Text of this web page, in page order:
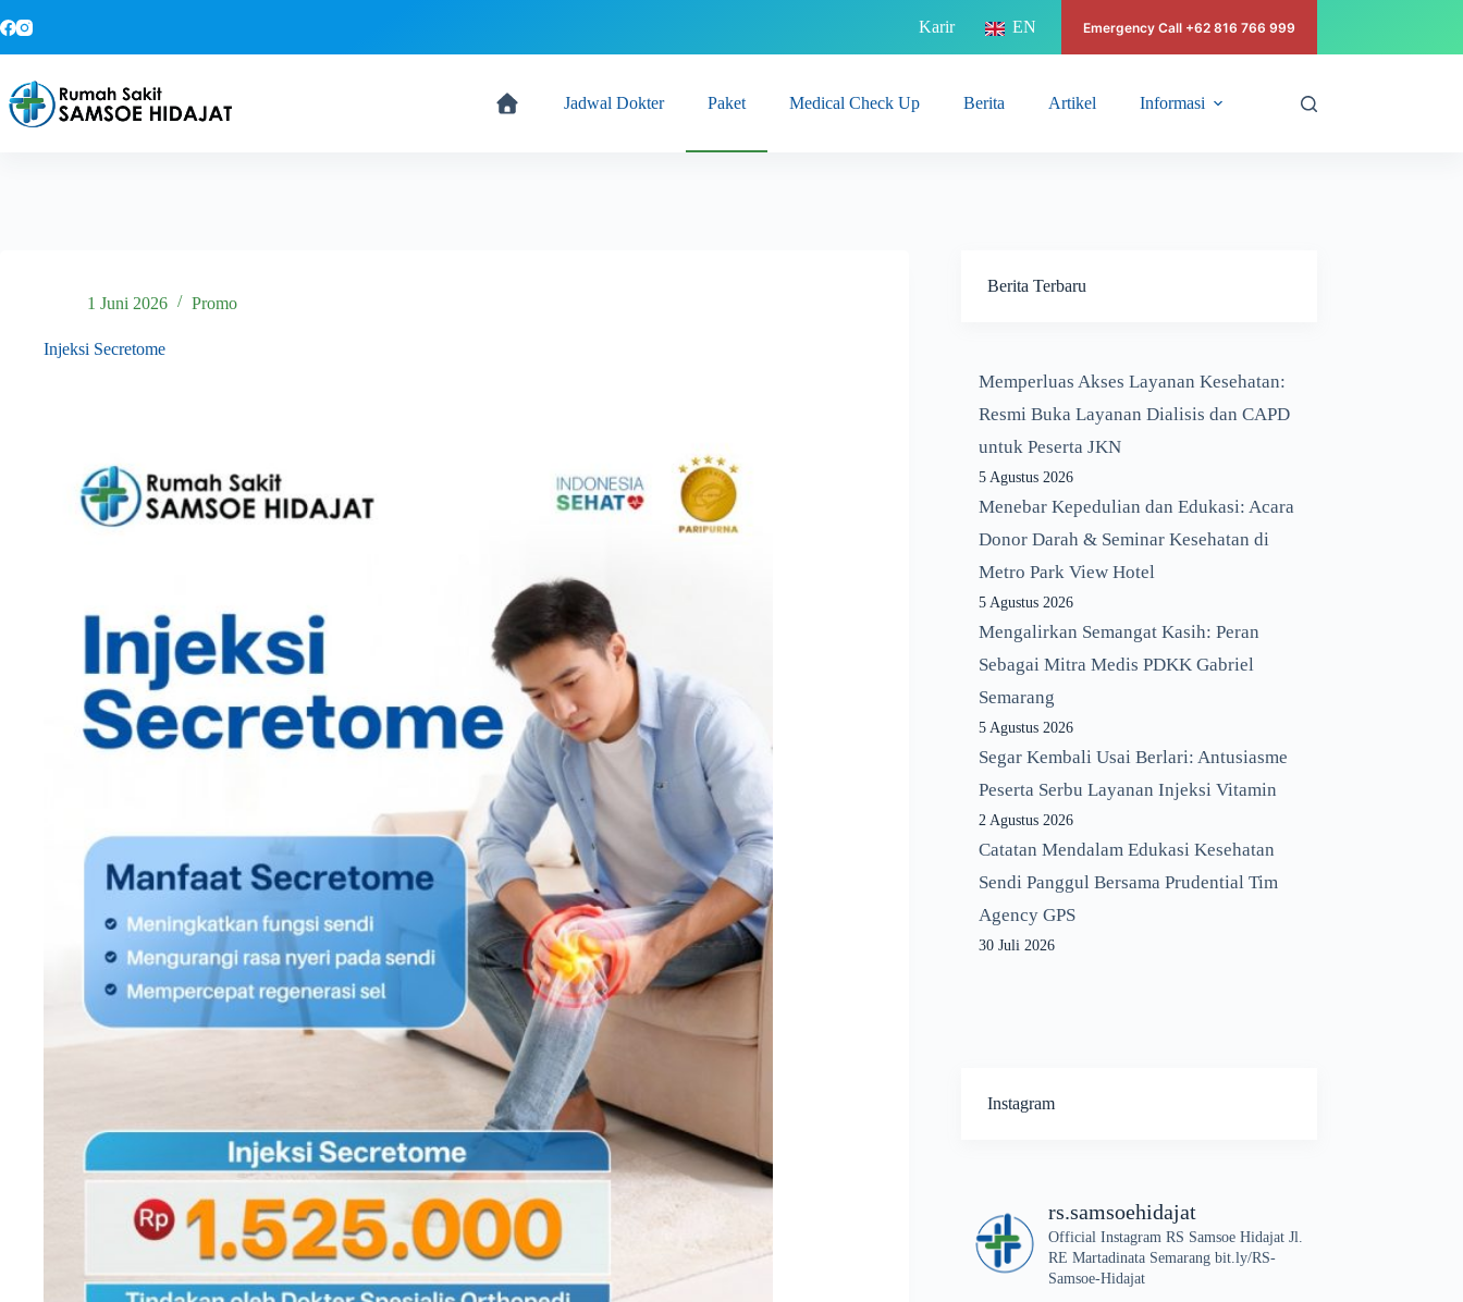
to
Karir EN Emergency Call +62 816 766 999
Jadwal Dokter Paket Medical Check Up Berita Artikel Informasi
1 Juni 2026 Promo
Injeksi Secretome
Berita Terbaru
Memperluas Akses Layanan Kesehatan:
Resmi Buka Layanan Dialisis dan CAPD
untuk Peserta JKN
5 Agustus 2026
Menebar Kepedulian dan Edukasi: Acara
Donor Darah & Seminar Kesehatan di
Metro Park View Hotel
5 Agustus 2026
Mengalirkan Semangat Kasih: Peran
Sebagai Mitra Medis PDKK Gabriel
Semarang
5 Agustus 2026
Segar Kembali Usai Berlari: Antusiasme
Peserta Serbu Layanan Injeksi Vitamin
2 Agustus 2026
Catatan Mendalam Edukasi Kesehatan
Sendi Panggul Bersama Prudential Tim
Agency GPS
30 Juli 2026
Instagram
rs.samsoehidajat
Official Instagram RS Samsoe Hidajat Jl.
RE Martadinata Semarang bit.ly/RS-
Samsoe-Hidajat